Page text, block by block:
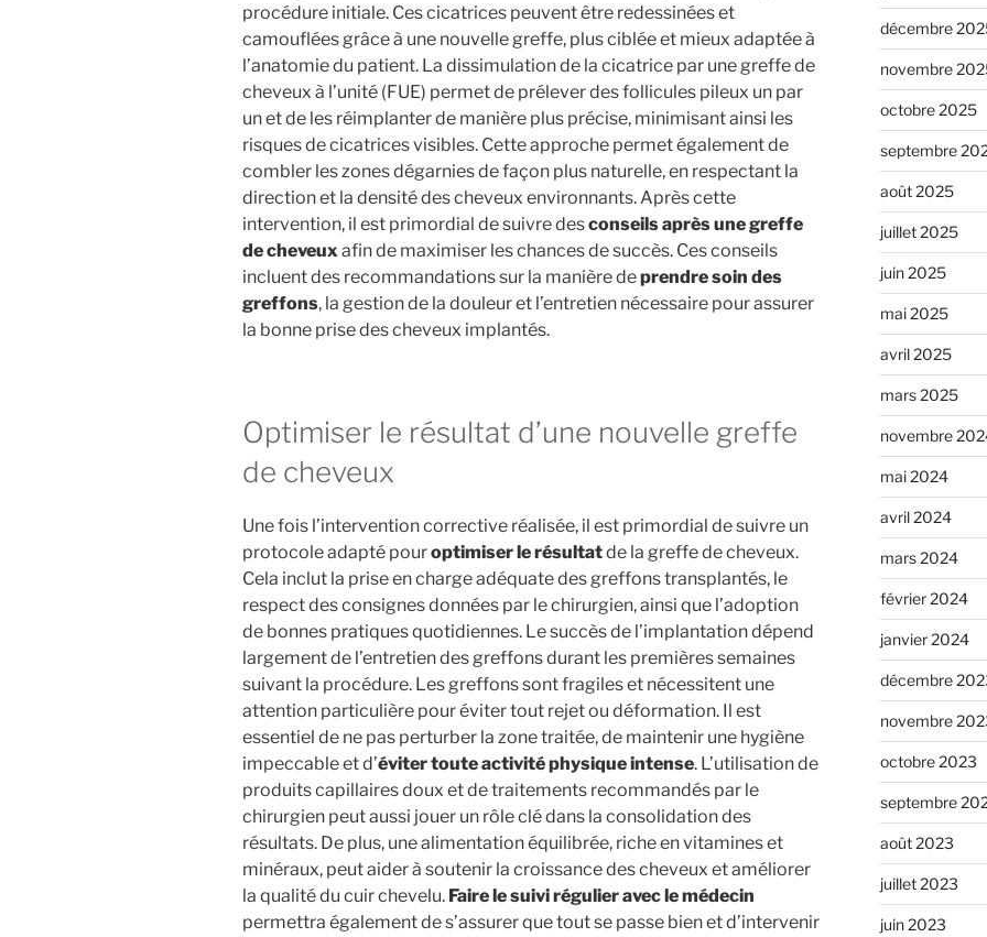
procédure initiale. Ces cicatrices peuvent être redessinées et
camouflées grâce à une nouvelle greffe, plus ciblée et mieux adaptée à
l’anatomie du patient. La dissimulation de la cicatrice par une greffe de
cheveux à l’unité (FUE) permet de prélever des follicules pileux un par
un et de les réimplanter de manière plus précise, minimisant ainsi les
risques de cicatrices visibles. Cette approche permet également de
combler les zones dégarnies de façon plus naturelle, en respectant la
direction et la densité des cheveux environnants. Après cette
intervention, il est primordial de suivre desconseils après une greffe
de cheveux afin de maximiser les chances de succès. Ces conseils
incluent des recommandations sur la manière deprendre soin des
greffons, la gestion de la douleur et l’entretien nécessaire pour assurer
la bonne prise des cheveux implantés.
Optimiser le résultat d’une nouvelle greffe
de cheveux
Une fois l’intervention corrective réalisée, il est primordial de suivre un
protocole adapté pouroptimiser le résultatde la greffe de cheveux.
Cela inclut la prise en charge adéquate des greffons transplantés, le
respect des consignes données par le chirurgien, ainsi que l’adoption
de bonnes pratiques quotidiennes. Le succès de l’implantation dépend
largement de l’entretien des greffons durant les premières semaines
suivant la procédure. Les greffons sont fragiles et nécessitent une
attention particulière pour éviter tout rejet ou déformation. Il est
essentiel de ne pas perturber la zone traitée, de maintenir une hygiène
impeccable et d’éviter toute activité physique intense. L’utilisation de
produits capillaires doux et de traitements recommandés par le
chirurgien peut aussi jouer un rôle clé dans la consolidation des
résultats. De plus, une alimentation équilibrée, riche en vitamines et
minéraux, peut aider à soutenir la croissance des cheveux et améliorer
la qualité du cuir chevelu. Faire le suivi régulier avec le médecin
permettra également de s’assurer que tout se passe bien et d’intervenir
décembre
novembre
octobre 2025
septembre
août 2025
juillet 2025
juin 2025
mai 2025
avril 2025
mars 2025
novembre
mai 2024
avril 2024
mars 2024
février 2024
janvier 2024
décembre
novembre
octobre 2023
septembre
août 2023
juillet 2023
juin 2023